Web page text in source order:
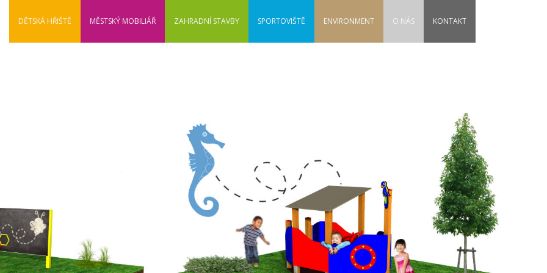
DĚTSKÁ HŘIŠTĚ MĚSTSKÝ MOBILIÁŘ ZAHRADNÍ STAVBY SPORTOVIŠTĚ ENVIRONMENT O NÁS KONTAKT